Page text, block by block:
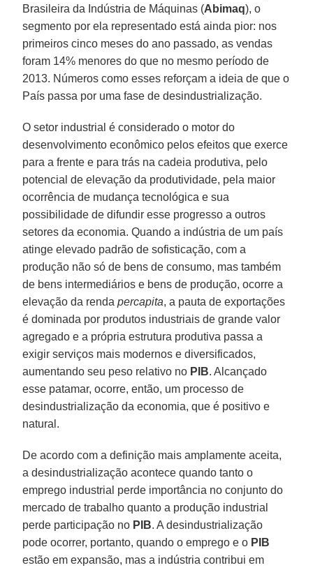
Brasileira da Indústria de Máquinas (Abimaq), o
segmento por ela representado está ainda pior: nos
primeiros cinco meses do ano passado, as vendas
foram 14% menores do que no mesmo período de
2013. Números como esses reforçam a ideia de que o
País passa por uma fase de desindustrialização.
O setor industrial é considerado o motor do
desenvolvimento econômico pelos efeitos que exerce
para a frente e para trás na cadeia produtiva, pelo
potencial de elevação da produtividade, pela maior
ocorrência de mudança tecnológica e sua
possibilidade de difundir esse progresso a outros
setores da economia. Quando a indústria de um país
atinge elevado padrão de sofisticação, com a
produção não só de bens de consumo, mas também
de bens intermediários e bens de produção, ocorre a
elevação da rendapercapita, a pauta de exportações
é dominada por produtos industriais de grande valor
agregado e a própria estrutura produtiva passa a
exigir serviços mais modernos e diversificados,
aumentando seu peso relativo no PIB. Alcançado
esse patamar, ocorre, então, um processo de
desindustrialização da economia, que é positivo e
natural.
De acordo com a definição mais amplamente aceita,
a desindustrialização acontece quando tanto o
emprego industrial perde importância no conjunto do
mercado de trabalho quanto a produção industrial
perde participação no PIB. A desindustrialização
pode ocorrer, portanto, quando o emprego e o PIB
estão em expansão, mas a indústria contribui em